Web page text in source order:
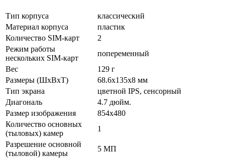
Тип корпуса
классический
Материал корпуса
пластик
Количество SIM-карт
2
Режим работы
нескольких SIM-карт
попеременный
Вес
129 г
Размеры (ШxВxТ)
68.6x135x8 мм
Тип экрана
цветной IPS, сенсорный
Диагональ
4.7 дюйм.
Размер изображения
854x480
Количество основных
(тыловых) камер
1
Разрешение основной
(тыловой) камеры
5 МП